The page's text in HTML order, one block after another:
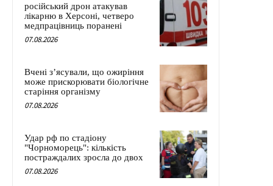
російський дрон атакував
лікарню в Херсоні, четверо
медпрацівниць поранені
07.08.2026
Вчені з’ясували, що ожиріння
може прискорювати біологічне
старіння організму
07.08.2026
Удар рф по стадіону
"Чорноморець": кількість
постраждалих зросла до двох
07.08.2026